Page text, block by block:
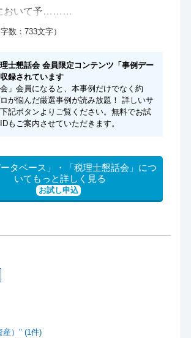
おいて予………
数：733文字）
士懇話会 会員限定コンテンツ「事例デー
録されています
会」会員になると、本事例だけでなく約
が悩んだ厳選事例が読み放題！ 詳しいサ
記ボタンよりご覧ください。無料でお試
もご案内させていただきます。
ータベース」・「税理士懇話会」につ
いてもっと詳しく見る
お試し申込
産）" (1件)